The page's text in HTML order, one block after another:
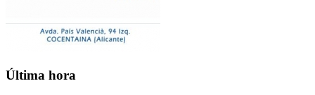
Última hora